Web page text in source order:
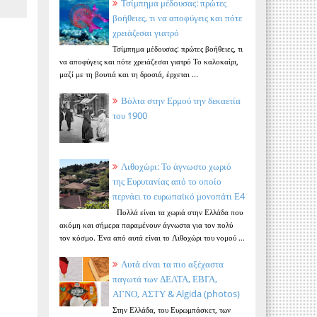
Τσίμπημα μέδουσας: πρώτες
βοήθειες, τι να αποφύγεις και πότε
χρειάζεσαι γιατρό
Τσίμπημα μέδουσας: πρώτες βοήθειες, τι
να αποφύγεις και πότε χρειάζεσαι γιατρό Το καλοκαίρι,
μαζί με τη βουτιά και τη δροσιά, έρχεται ...
Βόλτα στην Ερμού την δεκαετία
του 1900
Λιθοχώρι: Το άγνωστο χωριό
της Ευρυτανίας από το οποίο
περνάει το ευρωπαϊκό μονοπάτι Ε4
Πολλά είναι τα χωριά στην Ελλάδα που
ακόμη και σήμερα παραμένουν άγνωστα για τον πολύ
τον κόσμο. Ένα από αυτά είναι το Λιθοχώρι του νομού ...
Αυτά είναι τα πιο αξέχαστα
παγωτά των ΔΕΛΤΑ, ΕΒΓΑ,
ΑΓΝΟ, ΑΣΤΥ & Algida (photos)
Στην Ελλάδα, του Ευρωμπάσκετ, των